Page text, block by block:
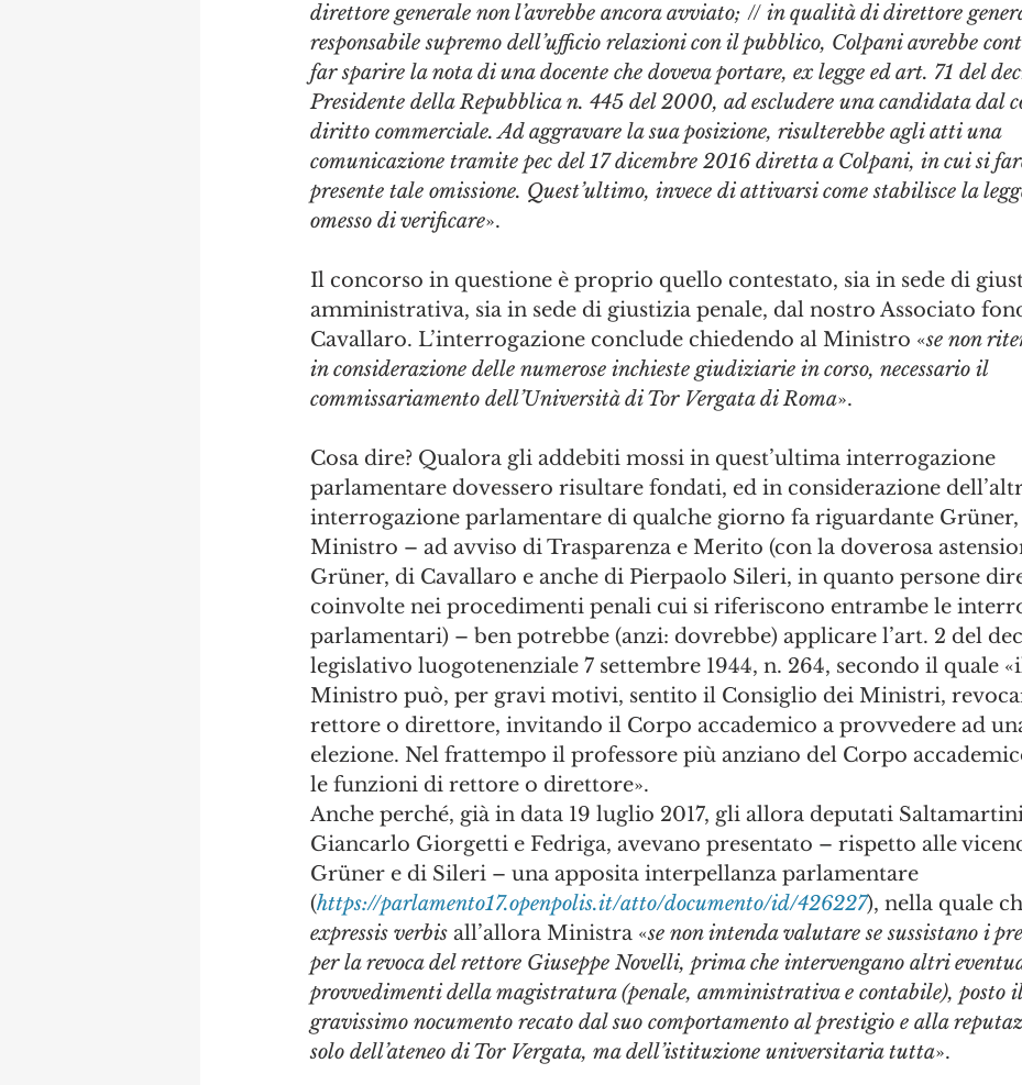
direttore generale non l’avrebbe ancora avviato; // in qualità di direttore
responsabile supremo dell’ufficio relazioni con il pubblico, Colpani avrebbe
far sparire la nota di una docente che doveva portare, ex legge ed art. 71 del
Presidente della Repubblica n. 445 del 2000, ad escludere una candidata dal
diritto commerciale. Ad aggravare la sua posizione, risulterebbe agli atti una
comunicazione tramite pec del 17 dicembre 2016 diretta a Colpani, in cui si
presente tale omissione. Quest’ultimo, invece di attivarsi come stabilisce la
omesso di verificare».
Il concorso in questione è proprio quello contestato, sia in sede di
amministrativa, sia in sede di giustizia penale, dal nostro Associato
Cavallaro. L’interrogazione conclude chiedendo al Ministro «se non
in considerazione delle numerose inchieste giudiziarie in corso, necessario il
commissariamento dell’Università di Tor Vergata di Roma».
Cosa dire? Qualora gli addebiti mossi in quest’ultima interrogazione
parlamentare dovessero risultare fondati, ed in considerazione
interrogazione parlamentare di qualche giorno fa riguardante
Ministro – ad avviso di Trasparenza e Merito (con la doverosa
Grüner, di Cavallaro e anche di Pierpaolo Sileri, in quanto persone
coinvolte nei procedimenti penali cui si riferiscono entrambe le
parlamentari) – ben potrebbe (anzi: dovrebbe) applicare l’art. 2 del
legislativo luogotenenziale 7 settembre 1944, n. 264, secondo il quale
Ministro può, per gravi motivi, sentito il Consiglio dei Ministri,
rettore o direttore, invitando il Corpo accademico a provvedere ad
elezione. Nel frattempo il professore più anziano del Corpo
le funzioni di rettore o direttore».
Anche perché, già in data 19 luglio 2017, gli allora deputati
Giancarlo Giorgetti e Fedriga, avevano presentato – rispetto alle
Grüner e di Sileri – una apposita interpellanza parlamentare
(https://parlamento17.openpolis.it/atto/documento/id/426227), nella quale
expressis verbis all’allora Ministra «se non intenda valutare se sussistano i
per la revoca del rettore Giuseppe Novelli, prima che intervengano altri
provvedimenti della magistratura (penale, amministrativa e contabile), posto
gravissimo nocumento recato dal suo comportamento al prestigio e alla
solo dell’ateneo di Tor Vergata, ma dell’istituzione universitaria tutta».